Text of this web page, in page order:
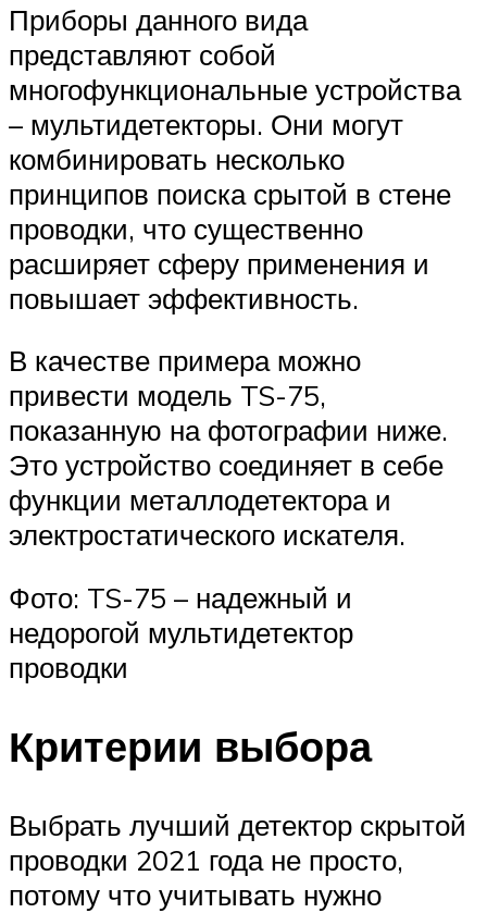
Приборы данного вида
представляют собой
многофункциональные устройства
– мультидетекторы. Они могут
комбинировать несколько
принципов поиска срытой в стене
проводки, что существенно
расширяет сферу применения и
повышает эффективность.
В качестве примера можно
привести модель TS-75,
показанную на фотографии ниже.
Это устройство соединяет в себе
функции металлодетектора и
электростатического искателя.
Фото: TS-75 – надежный и
недорогой мультидетектор
проводки
Критерии выбора
Выбрать лучший детектор скрытой
проводки 2021 года не просто,
потому что учитывать нужно